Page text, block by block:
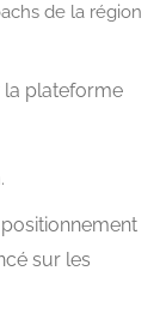
de la région
la plateforme
sur les